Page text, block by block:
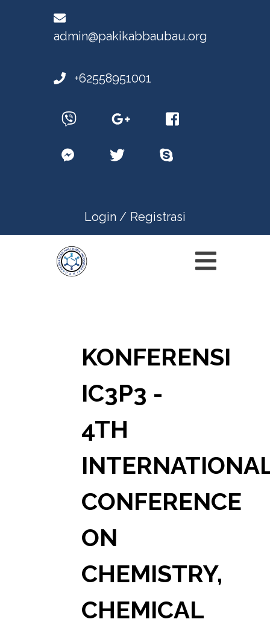
admin@pakikabbaubau.org
+62558951001
Login / Registrasi
KONFERENSI
IC3P3 -
4TH
CONFERENCE
ON
CHEMISTRY,
CHEMICAL